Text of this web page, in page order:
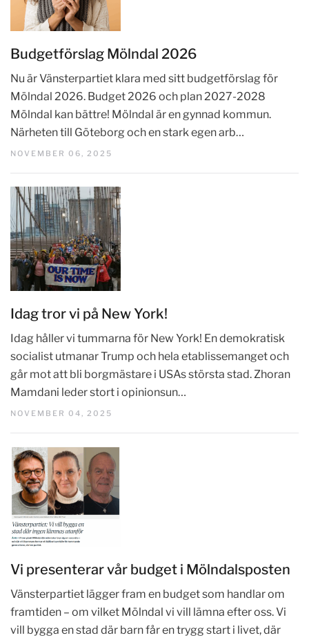
Budgetförslag Mölndal 2026
Nu är Vänsterpartiet klara med sitt budgetförslag för
Mölndal 2026. Budget 2026 och plan 2027-2028
Mölndal kan bättre! Mölndal är en gynnad kommun.
Närheten till Göteborg och en stark egen arb…
NOVEMBER 06, 2025
Idag tror vi på New York!
Idag håller vi tummarna för New York! En demokratisk
socialist utmanar Trump och hela etablissemanget och
går mot att bli borgmästare i USAs största stad. Zhoran
Mamdani leder stort i opinionsun…
NOVEMBER 04, 2025
Vi presenterar vår budget i Mölndalsposten
Vänsterpartiet lägger fram en budget som handlar om
framtiden – om vilket Mölndal vi vill lämna efter oss. Vi
vill bygga en stad där barn får en trygg start i livet, där